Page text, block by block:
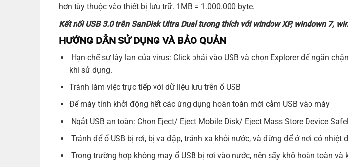
hơn tùy thuộc vào thiết bị lưu trữ. 1MB = 1.000.000 byte.
Kết nối USB 3.0 trên SanDisk Ultra Dual tương thích với window XP, windown 7,
HƯỚNG DẪN SỬ DỤNG VÀ BẢO QUẢN
Hạn chế sự lây lan của virus: Click phải vào USB và chọn Explorer để ngăn
khi sử dụng.
Tránh làm việc trực tiếp với dữ liệu lưu trên ổ USB
Để máy tính khởi động hết các ứng dụng hoàn toàn mới cắm USB vào máy
Ngắt USB an toàn: Chọn Eject/ Eject Mobile Disk/ Eject Mass Store Device
Tránh để ổ USB bị rơi, bị va đập, tránh xa khỏi nước, và đừng để ở nơi có nhiệt
Trong trường hợp không may ổ USB bị rơi vào nước, nên sấy khô hoàn toàn